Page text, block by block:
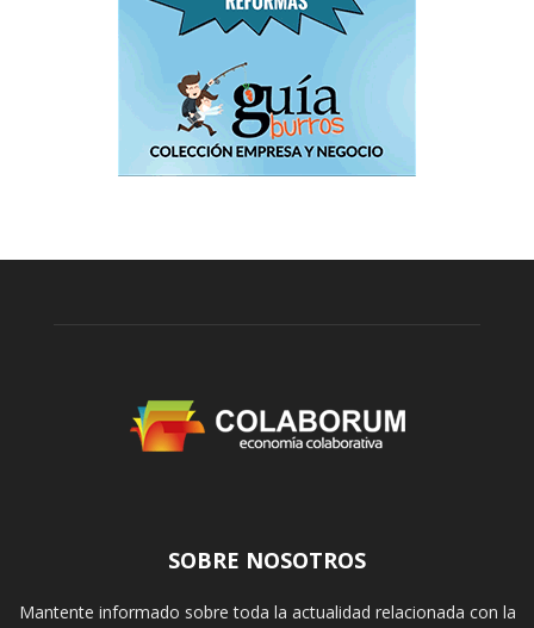
SOBRE NOSOTROS
Mantente informado sobre toda la actualidad relacionada con la